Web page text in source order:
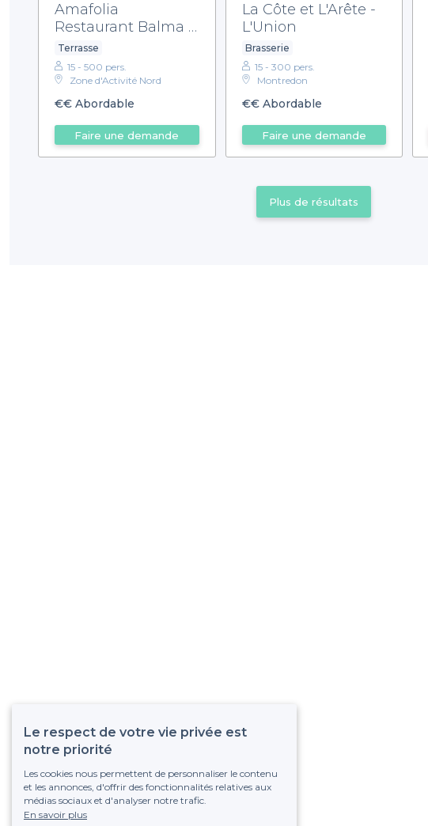
Amafolia
Restaurant Balma -
Brasserie
Méditerranéenne
Terrasse
15 - 500 pers.
Zone d'Activité Nord
€€ Abordable
Faire une demande
La Côte et L'Arête -
L'Union
Brasserie
15 - 300 pers.
Montredon
€€Abordable
Faire une demande
Plus de résultats
Le respect de votre vie privée est
notre priorité
Les cookies nous permettent de personnaliser le contenu
et les annonces, d'offrir des fonctionnalités relatives aux
médias sociaux et d'analyser notre trafic.
En savoir plus